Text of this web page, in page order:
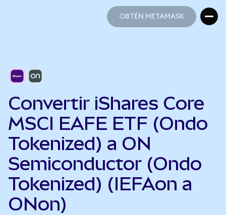
OBTÉN METAMASK
Convertir iShares Core
MSCI EAFE ETF (Ondo
Tokenized) a ON
Semiconductor (Ondo
Tokenized) (IEFAon a
ONon)